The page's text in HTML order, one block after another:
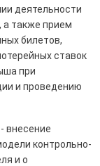
деятельности
а также прием
билетов,
ставок
при
и проведению
внесение
контрольно-
и о